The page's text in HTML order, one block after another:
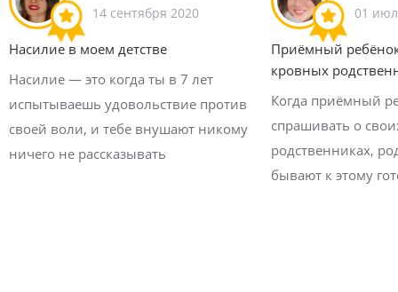
14 сентября 2020
Насилие в моем детстве
Насилие — это когда ты в 7 лет
испытываешь удовольствие против
своей воли, и тебе внушают никому
ничего не рассказывать
01
Приёмный
кровных
Когда приёмный
спрашивать о
родственниках,
бывают к этому